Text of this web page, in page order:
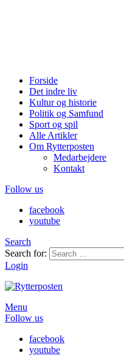
Forside
Det indre liv
Kultur og historie
Politik og Samfund
Sport og spil
Alle Artikler
Om Rytterposten
Medarbejdere
Kontakt
Follow us
facebook
youtube
Search
Search for:
Login
Menu
Follow us
facebook
youtube